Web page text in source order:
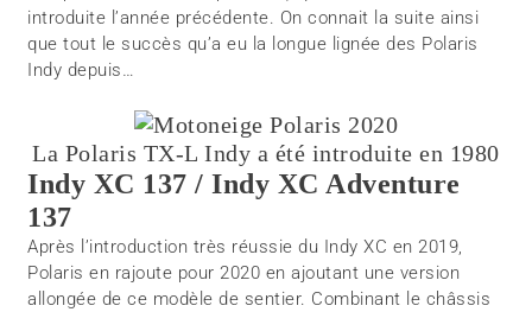
introduite l’année précédente. On connait la suite ainsi
que tout le succès qu’a eu la longue lignée des Polaris
Indy depuis…
La Polaris TX-L Indy a été introduite en 1980
Indy XC 137 / Indy XC Adventure
137
Après l’introduction très réussie du Indy XC en 2019,
Polaris en rajoute pour 2020 en ajoutant une version
allongée de ce modèle de sentier. Combinant le châssis